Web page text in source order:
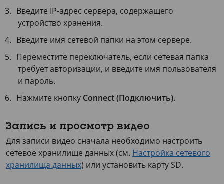
Введите IP-адрес сервера, содержащего
устройство хранения.
Введите имя сетевой папки на этом сервере.
Переместите переключатель, если сетевая папка
требует авторизации, и введите имя пользователя
и пароль.
Нажмите кнопку Connect (Подключить).
Запись и просмотр видео
Для записи видео сначала необходимо настроить
сетевое хранилище данных (см. Настройка сетевого
хранилища данных) или установить карту SD.